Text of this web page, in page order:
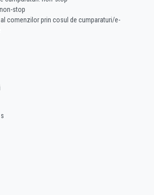
stop
al comenzilor prin cosul de cumparaturi/e-